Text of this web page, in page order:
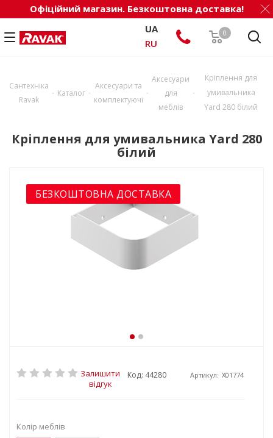
Офіційний магазин. Безкоштовна доставка!
0
UA
RU
Сантехніка
Ravak
- Каталог -
Аксесуари та
комплектуючі
-
Аксесуари
для
меблів
-
Кріплення для
умивальника
Yard 280 білий
Кріплення для умивальника Yard 280
білий
БЕЗКОШТОВНА ДОСТАВКА
Залишити
відгук
Код: 44280 Артикул: X01774
Колір меблів